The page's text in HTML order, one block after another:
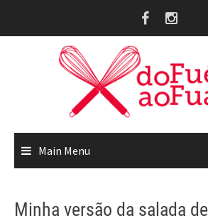
Main Menu
Minha versão da salada